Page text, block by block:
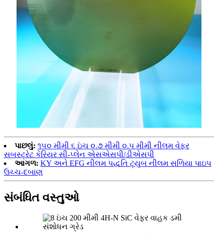
પાછલું: ૧૫૦ મીમી ૬ ઇંચ ૦.૭ મીમી ૦.૫ મીમી નીલમ વેફર
સબસ્ટ્રેટ કેરિયર સી-પ્લેન એસએસપી/ડીએસપી
આગળ: KY અને EFG નીલમ પદ્ધતિ ટ્યુબ નીલમ સળિયા પાઇપ
ઉચ્ચ-દબાણ
સંબંધિત વસ્તુઓ